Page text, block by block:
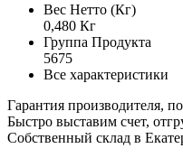
Вес Нетто (Кг)
0,480 Кг
Группа Продукта
5675
Все характеристики
Гарантия производителя,
Быстро выставим счет,
Собственный склад в